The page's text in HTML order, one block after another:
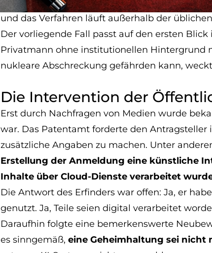
und das Verfahren läuft außerhalb der
Der vorliegende Fall passt auf den ersten
Privatmann ohne institutionellen Hintergrund
nukleare Abschreckung gefährden kann,
Die Intervention der
Erst durch Nachfragen von Medien wurde
war. Das Patentamt forderte den
zusätzliche Angaben zu machen. Unter
Erstellung der Anmeldung eine künstliche
Inhalte über Cloud-Dienste verarbeitet
Die Antwort des Erfinders war offen: Ja, er
genutzt. Ja, Teile seien digital verarbeitet
Daraufhin folgte eine bemerkenswerte
es sinngemäß, eine Geheimhaltung sei nicht